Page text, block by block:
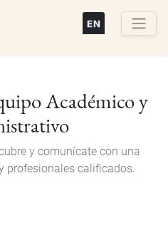
Académico y
y comunícate con una
profesionales calificados.